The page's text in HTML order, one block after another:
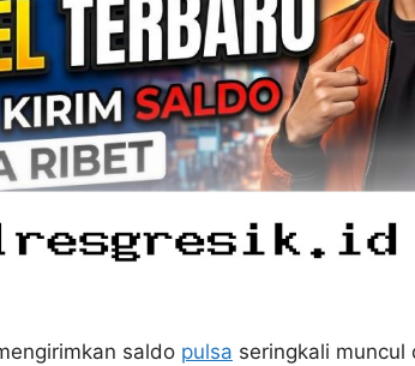
saldo pulsa seringkali